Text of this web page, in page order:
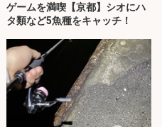
ゲームを満喫【京都】シオにハ
タ類など5魚種をキャッチ！